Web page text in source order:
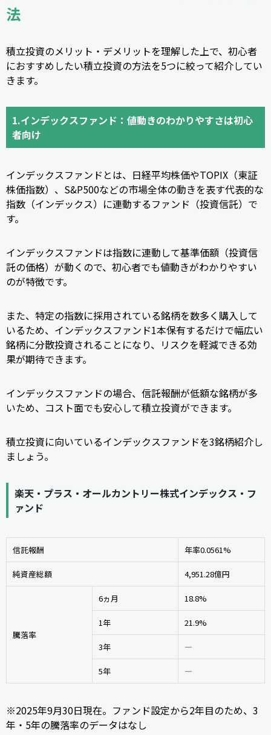
法
積立投資のメリット・デメリットを理解した上で、初心者
におすすめしたい積立投資の方法を5つに絞って紹介してい
きます。
1.インデックスファンド：値動きのわかりやすさは初心
者向け
インデックスファンドとは、日経平均株価やTOPIX（東証
株価指数）、S&P500などの市場全体の動きを表す代表的な
指数（インデックス）に連動するファンド（投資信託）で
す。
インデックスファンドは指数に連動して基準価額（投資信
託の価格）が動くので、初心者でも値動きがわかりやすい
のが特徴です。
また、特定の指数に採用されている銘柄を数多く購入して
いるため、インデックスファンド1本保有するだけで幅広い
銘柄に分散投資されることになり、リスクを軽減できる効
果が期待できます。
インデックスファンドの場合、信託報酬が低額な銘柄が多
いため、コスト面でも安心して積立投資ができます。
積立投資に向いているインデックスファンドを3銘柄紹介し
ましょう。
楽天・プラス・オールカントリー株式インデックス・フ
ァンド
信託報酬 年率0.0561%
純資産総額 4,951.28億円
騰落率
6ヵ月 18.8%
1年 21.9%
3年 ―
5年 ―
※2025年9月30日現在。ファンド設定から2年目のため、3
年・5年の騰落率のデータはなし